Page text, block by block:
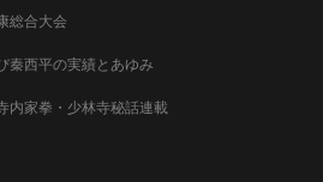
総合⼤会
秦西平の実績とあゆみ
内家拳・少林寺秘話連載